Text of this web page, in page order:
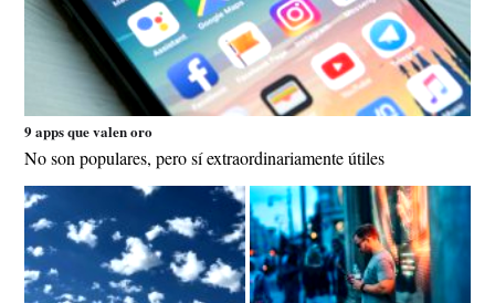
9 apps que valen oro
No son populares, pero sí extraordinariamente útiles